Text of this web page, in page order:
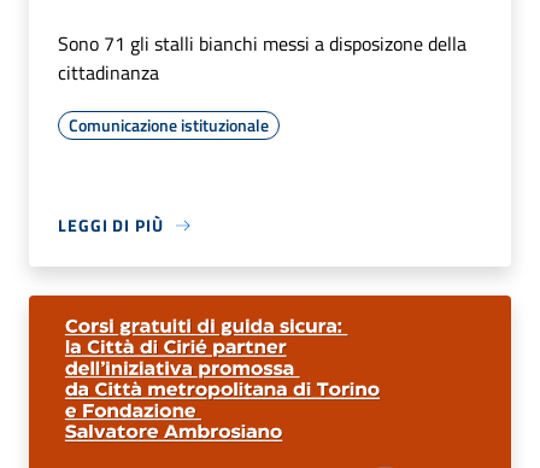
Sono 71 gli stalli bianchi messi a disposizone della
cittadinanza
Comunicazione istituzionale
LEGGI DI PIÙ